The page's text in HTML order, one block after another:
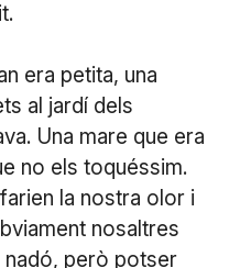
era petita, una
al jardí dels
Una mare que era
no els toquéssim.
la nostra olor i
nosaltres
però potser